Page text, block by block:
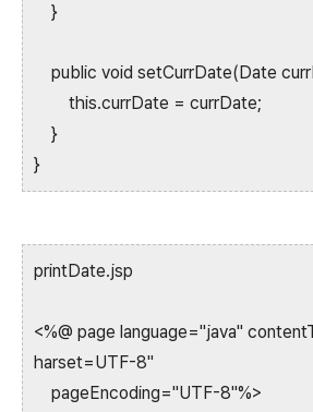
}
public void setCurrDate(Date
this.currDate = currDate;
}
}
printDate.jsp
<%@ page language="java"
harset=UTF-8"
pageEncoding="UTF-8"%>